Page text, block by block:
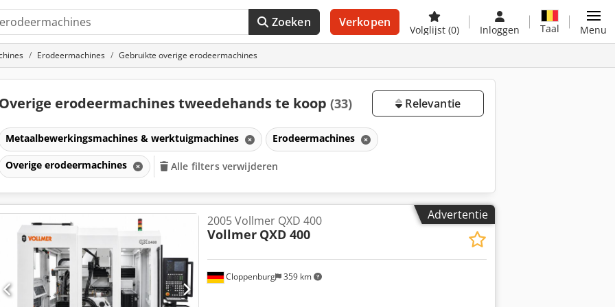
Zoeken Verkopen
Volglijst (0) Inloggen Taal Menu
Erodeermachines Gebruikte overige erodeermachines
Overige erodeermachines tweedehands te koop (33) Relevantie
Metaalbewerkingsmachines & werktuigmachines Erodeermachines
Overige erodeermachines Alle filters verwijderen
Advertentie
Cloppenburg 359 km
2005 Vollmer QXD 400
Vollmer QXD 400